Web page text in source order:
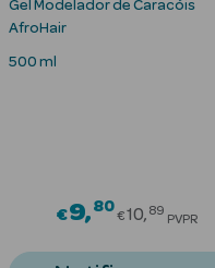
Pés
Gel Modelador de Caracóis
AfroHair
500 ml
€9 80Price
€10 89
PVPR